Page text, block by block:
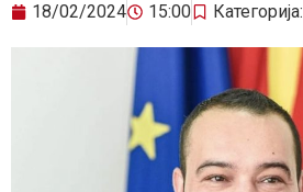
18/02/2024 15:00 Категорија: